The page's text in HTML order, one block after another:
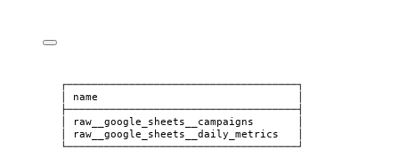
┌─────────────────────────────────────┐
│ name                                │
├─────────────────────────────────────┤
│ raw__google_sheets__campaigns       │
│ raw__google_sheets__daily_metrics   │
└─────────────────────────────────────┘